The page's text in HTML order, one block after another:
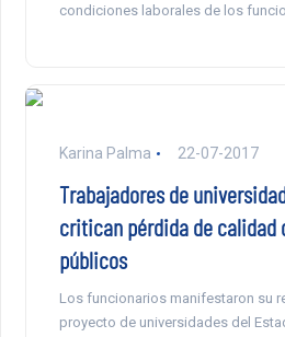
condiciones laborales de los
Karina Palma 22-07-2017
Trabajadores de
critican pérdida de calidad
públicos
Los funcionarios manifestaron su
proyecto de universidades del